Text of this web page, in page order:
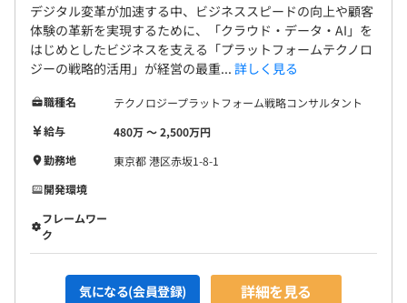
デジタル変革が加速する中、ビジネススピードの向上や顧客
体験の革新を実現するために、「クラウド・データ・AI」を
はじめとしたビジネスを支える「プラットフォームテクノロ
ジーの戦略的活用」が経営の最重... 詳しく見る
職種名
テクノロジープラットフォーム戦略コンサルタント
給与
480万 〜 2,500万円
勤務地
東京都 港区赤坂1-8-1
開発環境
フレームワー
ク
気になる(会員登録) 詳細を見る